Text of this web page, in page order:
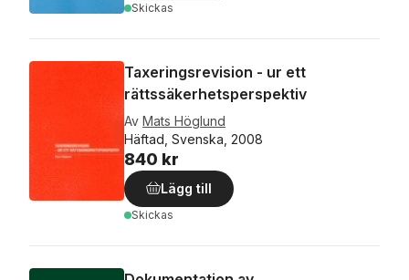
Skickas
Taxeringsrevision - ur ett
rättssäkerhetsperspektiv
Av Mats Höglund
Häftad, Svenska, 2008
840 kr
Lägg till
Skickas